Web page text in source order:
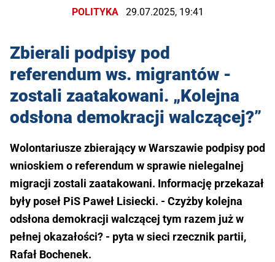
POLITYKA 29.07.2025, 19:41
Zbierali podpisy pod
referendum ws. migrantów -
zostali zaatakowani. „Kolejna
odsłona demokracji walczącej?”
Wolontariusze zbierający w Warszawie podpisy pod
wnioskiem o referendum w sprawie nielegalnej
migracji zostali zaatakowani. Informację przekazał
były poseł PiS Paweł Lisiecki. - Czyżby kolejna
odsłona demokracji walczącej tym razem już w
pełnej okazałości? - pyta w sieci rzecznik partii,
Rafał Bochenek.